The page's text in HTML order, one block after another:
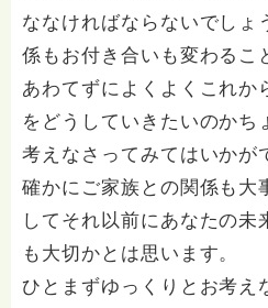
ななければならないでしょ
係もお付き合いも変わるこ
あわてずによくよくこれか
をどうしていきたいのかち
考えなさってみてはいかが
確かにご家族との関係も大
してそれ以前にあなたの未
も大切かとは思います。
ひとまずゆっくりとお考え